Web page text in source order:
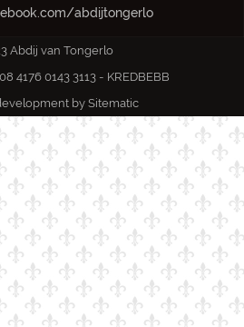
abdijtongerlo
Abdij van Tongerlo
4176 0143 3113 - KREDBEBB
by Sitematic